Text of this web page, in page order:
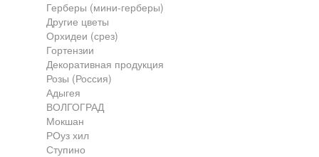
Франшиза
Герберы (мини-герберы)
Другие цветы
Орхидеи (срез)
Гортензии
Декоративная продукция
Розы (Россия)
Адыгея
ВОЛГОГРАД
Мокшан
РОуз хил
Ступино